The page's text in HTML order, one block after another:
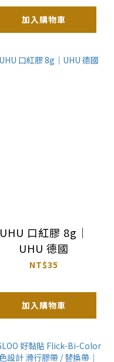
加入購物車
UHU 口紅膠 8g｜
UHU 德國
NT$35
加入購物車